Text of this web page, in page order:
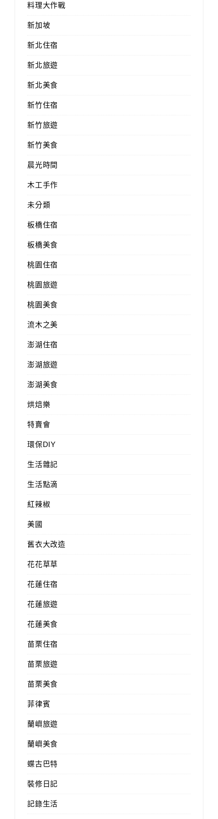
料理大作戰
新加坡
新北住宿
新北旅遊
新北美食
新竹住宿
新竹旅遊
新竹美食
晨光時間
木工手作
未分類
板橋住宿
板橋美食
桃園住宿
桃園旅遊
桃園美食
流木之美
澎湖住宿
澎湖旅遊
澎湖美食
烘焙樂
特賣會
環保DIY
生活雜記
生活點滴
紅辣椒
美國
舊衣大改造
花花草草
花蓮住宿
花蓮旅遊
花蓮美食
苗栗住宿
苗栗旅遊
苗栗美食
菲律賓
蘭嶼旅遊
蘭嶼美食
蝶古巴特
裝修日記
記錄生活